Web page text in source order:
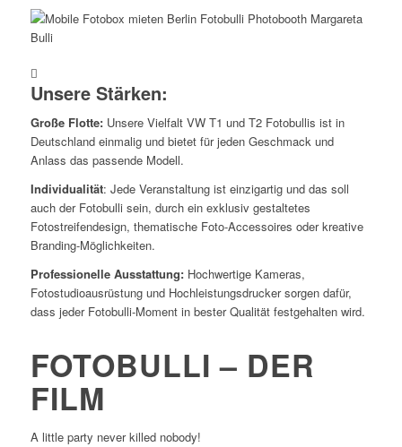
Kostenfrei
Unsere Stärken:
Große Flotte: Unsere Vielfalt VW T1 und T2 Fotobullis ist in
Deutschland einmalig und bietet für jeden Geschmack und
Anlass das passende Modell.
Individualität: Jede Veranstaltung ist einzigartig und das soll
auch der Fotobulli sein, durch ein exklusiv gestaltetes
Fotostreifendesign, thematische Foto-Accessoires oder kreative
Branding-Möglichkeiten.
Professionelle Ausstattung: Hochwertige Kameras,
Fotostudioausrüstung und Hochleistungsdrucker sorgen dafür,
dass jeder Fotobulli-Moment in bester Qualität festgehalten wird.
FOTOBULLI – DER
FILM
A little party never killed nobody!